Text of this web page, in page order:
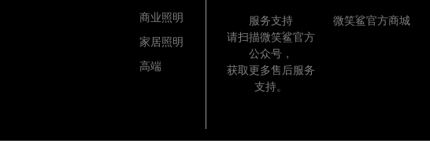
商业照明
家居照明
高端
服务支持
请扫描微笑鲨官方
公众号，
获取更多售后服务
支持。
微笑鲨官方商城